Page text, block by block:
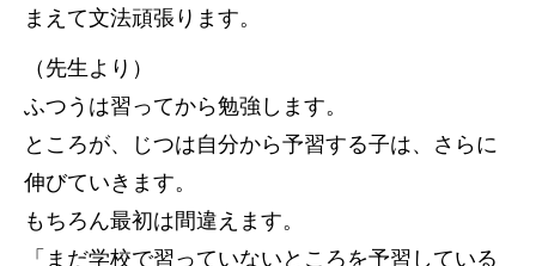
まえて文法頑張ります。
（先生より）
ふつうは習ってから勉強します。
ところが、じつは自分から予習する子は、さらに
伸びていきます。
もちろん最初は間違えます。
「まだ学校で習っていないところを予習している